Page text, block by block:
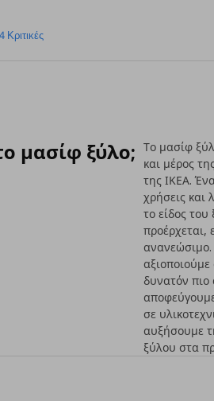
Κριτικές
μασίφ ξύλο;
Το μασίφ
και μέρος
της ΙΚΕΑ.
χρήσεις και
το είδος
προέρχεται,
δυνατόν πιο
σε
αυξήσουμε
ξύλου στα